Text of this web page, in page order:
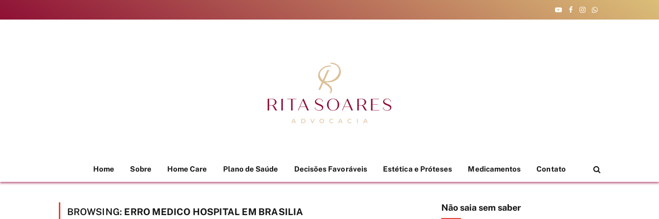
YouTube
Facebook
Instagram
WhatsApp
Home Sobre Home Care Plano de Saúde Decisões Favoráveis Estética e Próteses Medicamentos Contato
BROWSING: ERRO MEDICO HOSPITAL EM BRASILIA Não saia sem saber